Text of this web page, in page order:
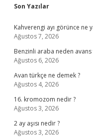
Sidebar
Son Yazılar
Kahverengi ayı görünce ne
Ağustos 7, 2026
Benzinli araba neden avans
Ağustos 6, 2026
Avan türkçe ne demek ?
Ağustos 4, 2026
16. kromozom nedir ?
Ağustos 3, 2026
2 ay aşısı nedir ?
Ağustos 3, 2026